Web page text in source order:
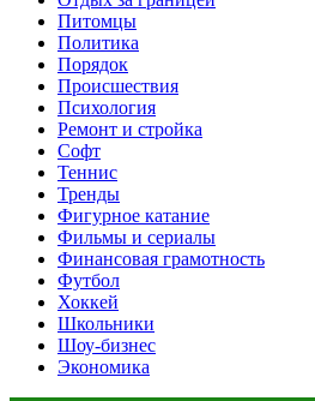
Питомцы
Политика
Порядок
Происшествия
Психология
Ремонт и стройка
Софт
Теннис
Тренды
Фигурное катание
Фильмы и сериалы
Финансовая грамотность
Футбол
Хоккей
Школьники
Шоу-бизнес
Экономика